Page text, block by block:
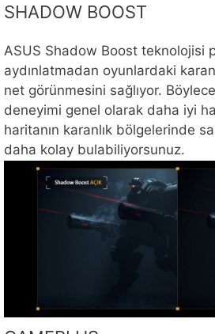
SHADOW BOOST
ASUS Shadow Boost teknolojisi
aydınlatmadan oyunlardaki
net görünmesini sağlıyor.
deneyimi genel olarak daha iyi
haritanın karanlık bölgelerinde
daha kolay bulabiliyorsunuz.